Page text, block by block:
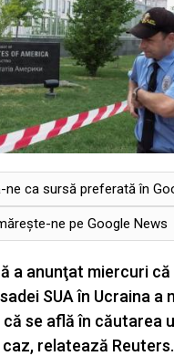
ne ca sursă preferată în
ne pe Google News
a anunţat miercuri că
SUA în Ucraina a
că se află în căutarea
relatează Reuters.